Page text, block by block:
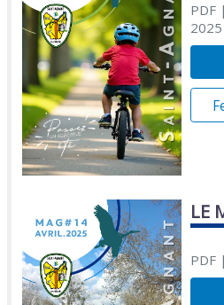
PDF|
2025
LE
PDF|